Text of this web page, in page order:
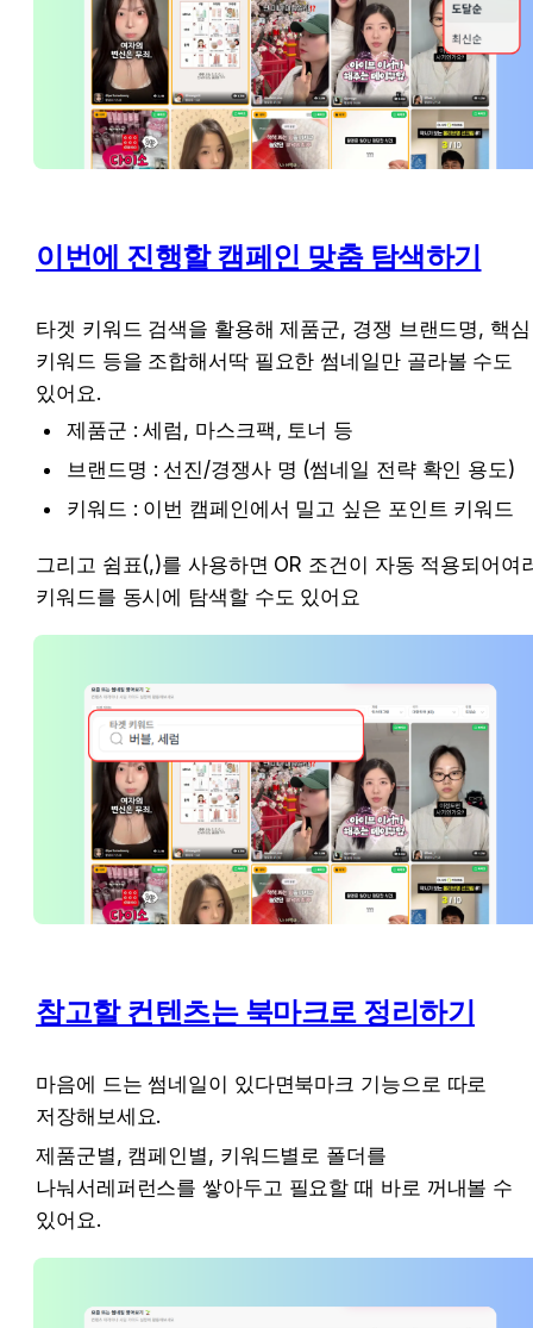
이번에 진행할 캠페인 맞춤 탐색하기
타겟 키워드 검색을 활용해 제품군, 경쟁 브랜드명, 핵심
키워드 등을 조합해서딱 필요한 썸네일만 골라볼 수도
있어요.
제품군 : 세럼, 마스크팩, 토너 등
브랜드명 : 선진/경쟁사 명 (썸네일 전략 확인 용도)
키워드 : 이번 캠페인에서 밀고 싶은 포인트 키워드
그리고 쉼표(,)를 사용하면 OR 조건이 자동 적용되어여
키워드를 동시에 탐색할 수도 있어요
참고할 컨텐츠는 북마크로 정리하기
마음에 드는 썸네일이 있다면북마크 기능으로 따로
저장해보세요.
제품군별, 캠페인별, 키워드별로 폴더를
나눠서레퍼런스를 쌓아두고 필요할 때 바로 꺼내볼 수
있어요.